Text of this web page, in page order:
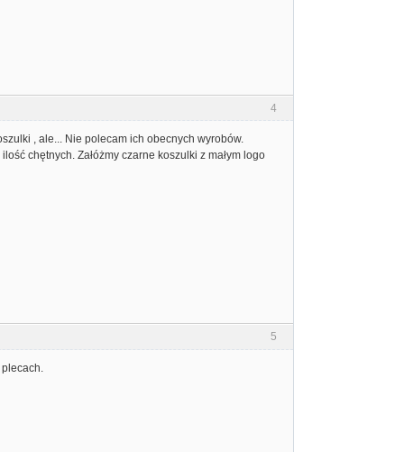
4
, ale... Nie polecam ich obecnych wyrobów.
chętnych. Załóżmy czarne koszulki z małym logo
5